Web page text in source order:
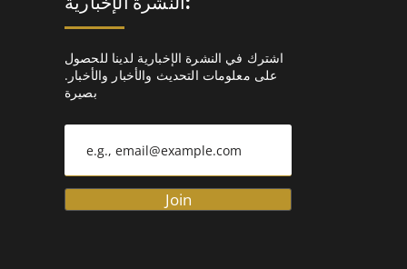
اشترك في النشرة الإخبارية لدينا للحصول
على معلومات التحديث والأخبار والأخبار.
بصيرة
Join